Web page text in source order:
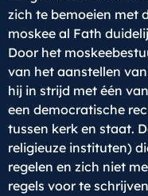
zich te bemoeien met
moskee al Fath
Door het
van het aanstellen
hij in strijd met één
een democratische
tussen kerk en staat.
religieuze instituten)
regelen en zich niet
regels voor te